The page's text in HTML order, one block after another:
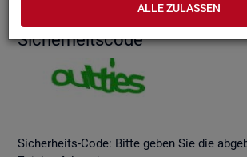
ALLE ZULASSEN
Si­cher­heits­code
Sicherheits-Code: Bitte geben Sie die